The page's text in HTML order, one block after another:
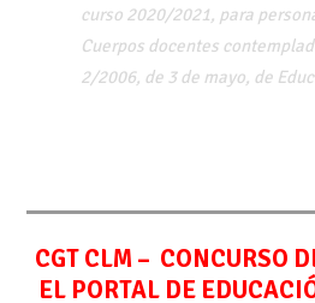
curso 2020/2021, para
Cuerpos docentes
2/2006, de 3 de mayo, de
CGT CLM – CONCURSO
EL PORTAL DE